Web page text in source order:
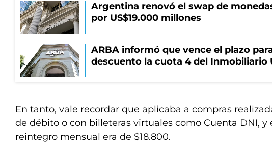
Argentina renovó el swap de
por US$19.000 millones
ARBA informó que vence el plazo
descuento la cuota 4 del Inmobiliario
En tanto, vale recordar que aplicaba a compras
de débito o con billeteras virtuales como Cuenta DNI, y
reintegro mensual era de $18.800.